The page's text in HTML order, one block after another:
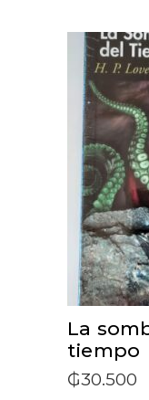
La
tiempo
₲30.500